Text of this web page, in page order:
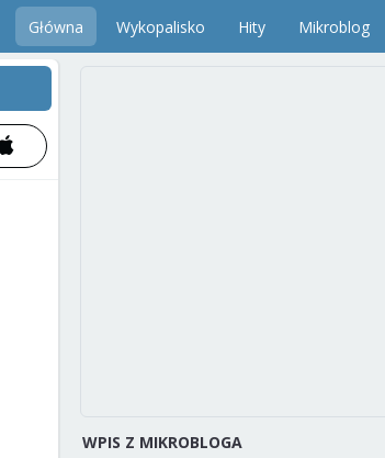
Główna Wykopalisko Hity Mikroblog
WPIS Z MIKROBLOGA